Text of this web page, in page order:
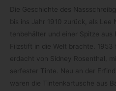
Die Geschichte des
bis ins Jahr 1910 zurück, als
ten­be­häl­ter und einer Spitze
Filz­stift in die Welt brachte. 1953
erdacht von Sid­ney Rosen­thal,
ser­fes­ter Tinte. Neu an der
waren die Tin­ten­kar­tu­sche aus